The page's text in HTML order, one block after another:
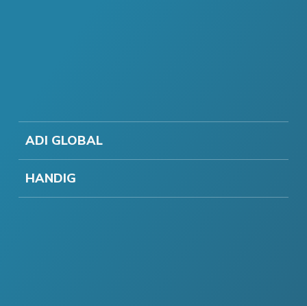
ADI GLOBAL
HANDIG